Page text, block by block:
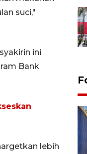
suci,"
ini
Bank
lebih